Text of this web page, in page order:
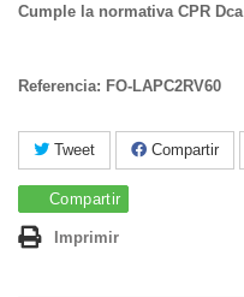
Cumple la normativa CPR
Referencia: FO-LAPC2RV60
Tweet Compartir
Compartir
Imprimir